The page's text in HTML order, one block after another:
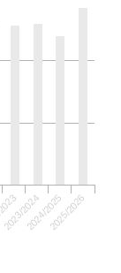
2023/20242024/20252025/2026